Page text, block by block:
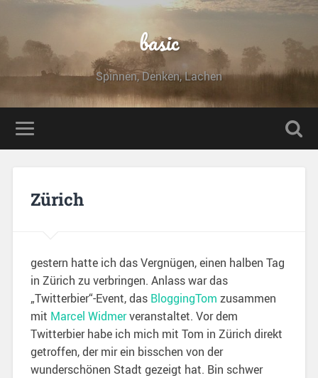
basic
Spinnen, Denken, Lachen
Zürich
gestern hatte ich das Vergnügen, einen halben Tag
in Zürich zu verbringen. Anlass war das
„Twitterbier“-Event, das BloggingTom zusammen
mit Marcel Widmerveranstaltet. Vor dem
Twitterbier habe ich mich mit Tom in Zürich direkt
getroffen, der mir ein bisschen von der
wunderschönen Stadt gezeigt hat. Bin schwer